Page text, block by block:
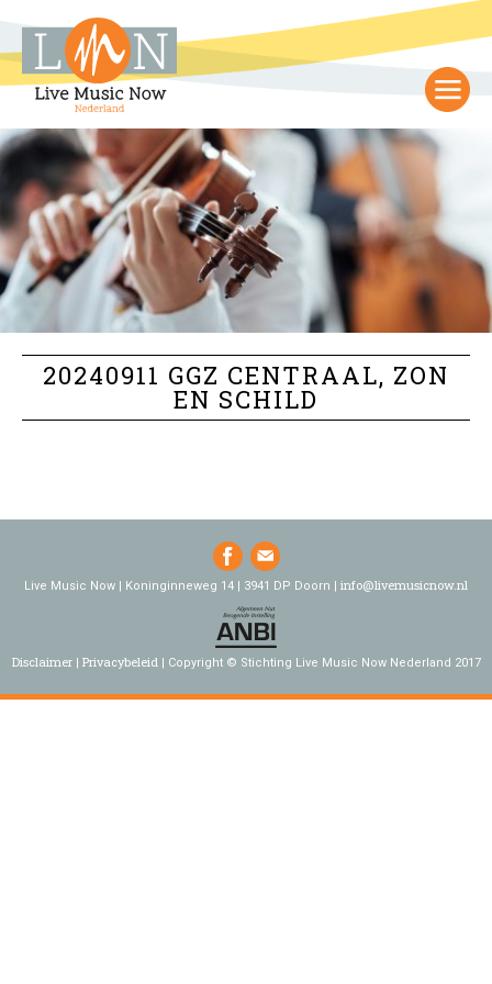
20240911 GGZ CENTRAAL, ZON
EN SCHILD
Live Music Now | Koninginneweg 14 | 3941 DP Doorn | info@livemusicnow.nl
Disclaimer Privacybeleid Copyright © Stichting Live Music Now Nederland 2017